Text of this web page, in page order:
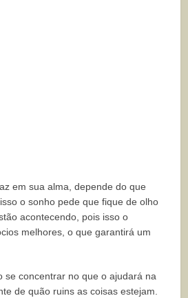
em sua alma, depende do que
o sonho pede que fique de olho
acontecendo, pois isso o
melhores, o que garantirá um
se concentrar no que o ajudará na
de quão ruins as coisas estejam.